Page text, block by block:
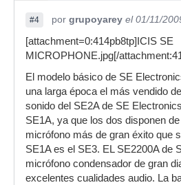
#4 por grupoyarey el 01/11/
[attachment=0:414pb8tp]ICIS SE
MICROPHONE.jpg[/
El modelo básico de SE
una larga época el más vendido
sonido del SE2A de SE
SE1A, ya que los dos disponen
micrófono más de gran éxito que
SE1A es el SE3. EL SE2200A de
micrófono condensador de gran
excelentes cualidades audio. La